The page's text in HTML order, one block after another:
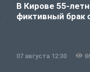
В Кирове 55-
фиктивный брак
07 августа 12:30